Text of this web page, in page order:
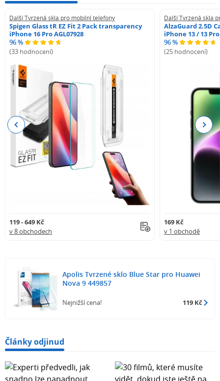
Další Tvrzená skla pro mobilní telefony
Spigen Glass tR EZ Fit 2 Pack transparency
iPhone 16 Pro AGL07928
96 %
(33 hodnocení)
119 - 649 Kč
v 8 obchodech
Další Tvrzená skla
AlzaGuard 2.5D
iPhone 13 / 13 Pro
96 %
(25 hodnocení)
169 Kč
v 1 obchodě
Previous Next
Apolis Tvrzené sklo Blue Star pro Huawei
Nova 9 449857
Nejnižší cena! 119 Kč
Články odjinud